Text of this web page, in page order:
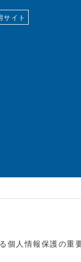
サイト
個人情報保護の重